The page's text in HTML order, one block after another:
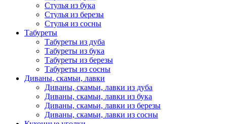
Стулья из бука
Стулья из березы
Стулья из сосны
Табуреты
Табуреты из дуба
Табуреты из бука
Табуреты из березы
Табуреты из сосны
Диваны, скамьи, лавки
Диваны, скамьи, лавки из дуба
Диваны, скамьи, лавки из бука
Диваны, скамьи, лавки из березы
Диваны, скамьи, лавки из сосны